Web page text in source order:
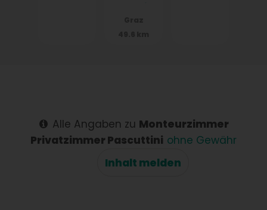
Alle Angaben zu Monteurzimmer
Privatzimmer Pascuttini ohne Gewähr
Inhalt melden